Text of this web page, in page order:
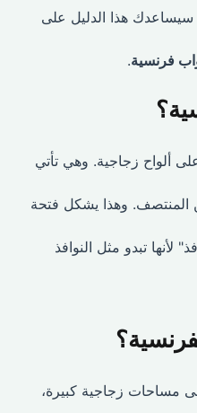
هذا الدليل على
فرنسية.
زجاجية. وهي تأتي
المنتصف. وهذا يشكل فتحة
لأنها تبدو مثل النوافذ
زجاجية كبيرة،